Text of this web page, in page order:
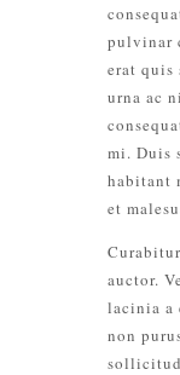
pulvinar
erat quis
urna ac
mi. Duis
habitant
et
auctor.
lacinia a
non